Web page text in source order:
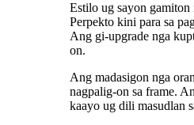
Estilo ug sayon
Perpekto kini para sa
Ang gi-upgrade nga
on.
Ang madasigon nga
nagpalig-on sa frame.
kaayo ug dili masudlan